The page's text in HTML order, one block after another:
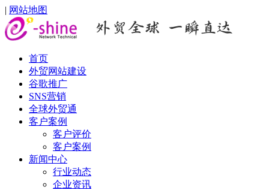
| 网站地图
首页
外贸网站建设
谷歌推广
SNS营销
全球外贸通
客户案例
客户评价
客户案例
新闻中心
行业动态
企业资讯